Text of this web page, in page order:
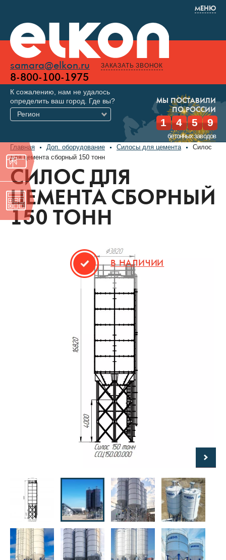
МЕНЮ
samara@elkon.ru
8-800-100-1975
ЗАКАЗАТЬ ЗВОНОК
МЫ ПОСТАВИЛИ
ПО РОССИИ
1 4 5 9
бетонных заводов
К сожалению, нам не удалось
определить ваш город. Где вы?
Регион
Главная Доп. оборудование Силосы для цемента
Силос
для цемента сборный 150 тонн
СИЛОС ДЛЯ
ЦЕМЕНТА СБОРНЫЙ
150 ТОНН
В НАЛИЧИИ